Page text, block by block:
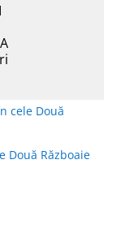
cele Două
Două Războaie